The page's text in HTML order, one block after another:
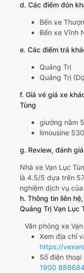
d. Các điểm đón
Bến xe
Bến xe Vĩnh
e. Các điểm trả
Quảng Trị
Quảng Trị
f. Giá vé giá xe
Tùng
giường nằm
limousine
g. Review, đánh
Nhà xe Vạn Lục
là 4.5/5 dựa trên
nghiệm dịch vụ
h. Thông tin liên
Quảng Trị Vạn Lục
Văn phòng xe
Xem địa chỉ
https://
Số điện
1900